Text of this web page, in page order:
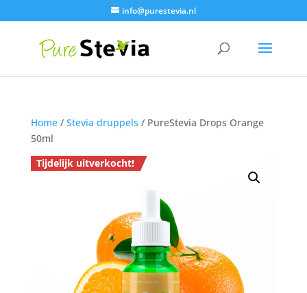
info@purestevia.nl
Home/ Stevia druppels / PureStevia Drops Orange
50ml
Tijdelijk uitverkocht!